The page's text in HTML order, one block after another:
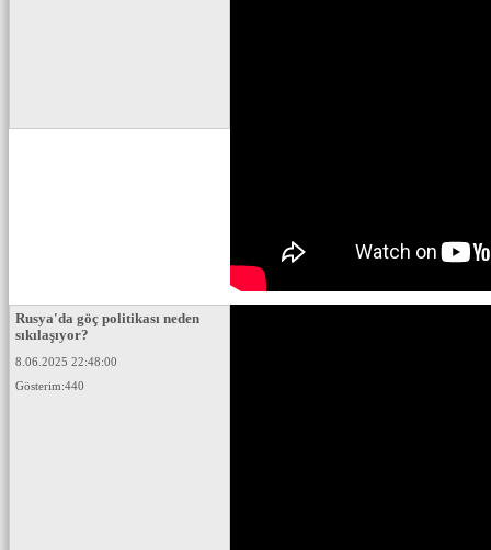
Rusya'da göç politikası neden
sıkılaşıyor?
8.06.2025 22:48:00
Gösterim:440